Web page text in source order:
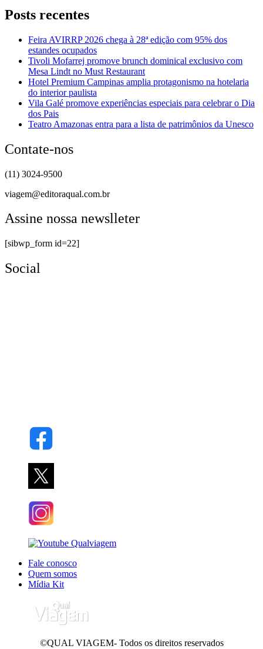
Posts recentes
Feira AVIRRP 2026 chega à 28ª edição com 95% dos
estandes ocupados
Tivoli Mofarrej promove brunch dominical exclusivo com
Mesa Lindt no Must Restaurant
Hotel Premium Campinas amplia protagonismo na hotelaria
do interior paulista
Vila Galé promove experiências especiais para celebrar o Dia
dos Pais
Teatro Amazonas entra para a lista de patrimônios da Unesco
Contate-nos
(11) 3024-9500
viagem@editoraqual.com.br
Assine nossa newslleter
[sibwp_form id=22]
Social
Fale conosco
Quem somos
Mídia Kit
©QUAL VIAGEM- Todos os direitos reservados